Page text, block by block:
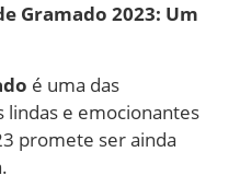
Gramado 2023: Um
é uma das
lindas e emocionantes
promete ser ainda